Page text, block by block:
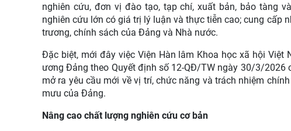
nghiên cứu, đơn vị đào tạo, tạp chí, xuất bản, bảo tàng
nghiên cứu lớn có giá trị lý luận và thực tiễn cao; cung cấp
trương, chính sách của Đảng và Nhà nước.
Đặc biệt, mới đây việc Viện Hàn lâm Khoa học xã hội
ương Đảng theo Quyết định số 12-QĐ/TW ngày 30/3/
mở ra yêu cầu mới về vị trí, chức năng và trách nhiệm
mưu của Đảng.
Nâng cao chất lượng nghiên cứu cơ bản